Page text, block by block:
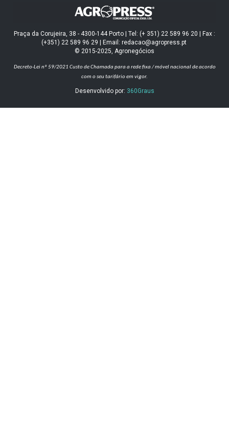
Praça da Corujeira, 38 - 4300-144 Porto | Tel: (+ 351) 22 589 96 20 | Fax :
(+351) 22 589 96 29 | Email: redacao@agropress.pt
© 2015-2025, Agronegócios
Decreto-Lei nº 59/2021 Custo de Chamada para a rede fixa / móvel nacional de acordo
com o seu tarifário em vigor.
Desenvolvido por: 360Graus